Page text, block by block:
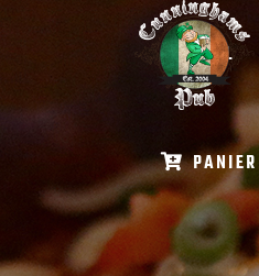
ACCUEIL
PANIER